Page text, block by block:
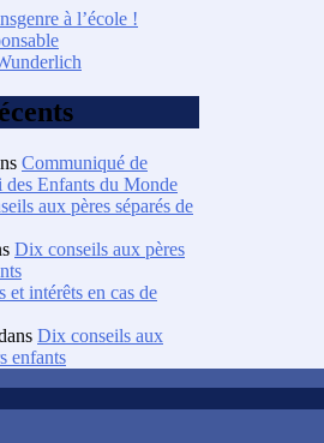
à l’école !
Communiqué de
des Enfants du Monde
aux pères séparés de
Dix conseils aux pères
et intérêts en cas de
Dix conseils aux
enfants